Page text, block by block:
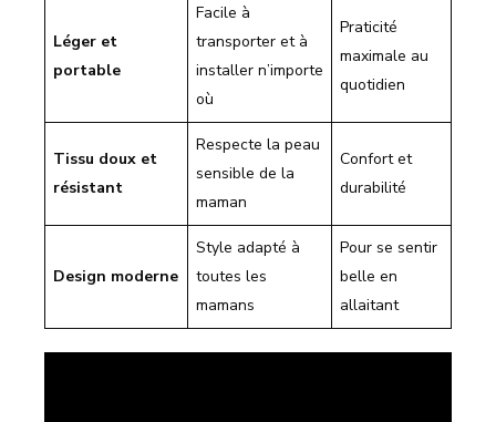
Léger et
portable
Facile à
transporter et à
installer n’importe
où
Praticité
maximale au
quotidien
Tissu doux et
résistant
Respecte la peau
sensible de la
maman
Confort et
durabilité
Design moderne
Style adapté à
toutes les
mamans
Pour se sentir
belle en
allaitant